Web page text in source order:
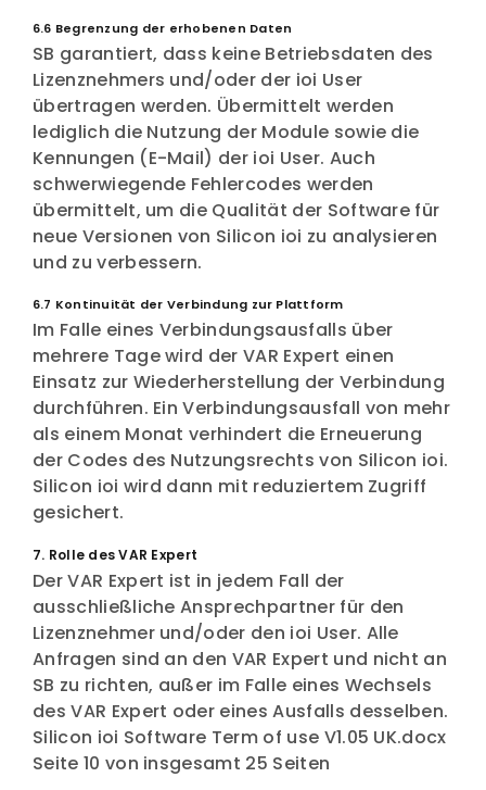
6.6 Begrenzung der erhobenen Daten
SB garantiert, dass keine Betriebsdaten des
Lizenznehmers und/oder der ioi User
übertragen werden. Übermittelt werden
lediglich die Nutzung der Module sowie die
Kennungen (E-Mail) der ioi User. Auch
schwerwiegende Fehlercodes werden
übermittelt, um die Qualität der Software für
neue Versionen von Silicon ioi zu analysieren
und zu verbessern.
6.7 Kontinuität der Verbindung zur Plattform
Im Falle eines Verbindungsausfalls über
mehrere Tage wird der VAR Expert einen
Einsatz zur Wiederherstellung der Verbindung
durchführen. Ein Verbindungsausfall von mehr
als einem Monat verhindert die Erneuerung
der Codes des Nutzungsrechts von Silicon ioi.
Silicon ioi wird dann mit reduziertem Zugriff
gesichert.
7. Rolle des VAR Expert
Der VAR Expert ist in jedem Fall der
ausschließliche Ansprechpartner für den
Lizenznehmer und/oder den ioi User. Alle
Anfragen sind an den VAR Expert und nicht an
SB zu richten, außer im Falle eines Wechsels
des VAR Expert oder eines Ausfalls desselben.
Silicon ioi Software Term of use V1.05 UK.docx
Seite 10 von insgesamt 25 Seiten